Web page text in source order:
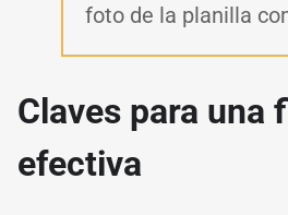
foto de la planilla
Claves para una
efectiva